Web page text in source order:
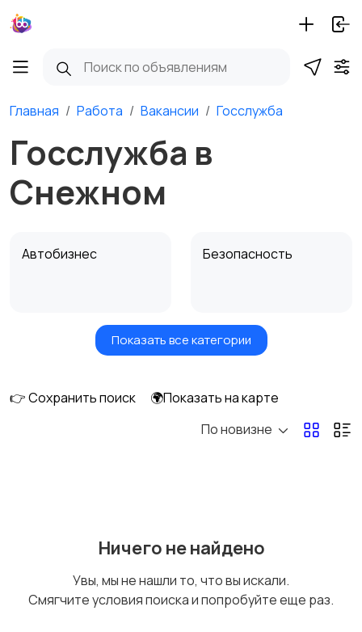
Главная Работа Вакансии Госслужба
Госслужба в
Снежном
Автобизнес Безопасность
Бытовые услуги и
Высший менеджмент
Добыча сырья,
Показать все категории
👉 Сохранить поиск
🌍Показать на карте
По новизне
Ничего не найдено
Увы, мы не нашли то, что вы искали.
Смягчите условия поиска и попробуйте еще раз.